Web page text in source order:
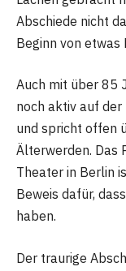
Abschiede nicht
Beginn von etwas
Auch mit über 85
noch aktiv auf der
und spricht offen
Älterwerden. Das
Theater in Berlin
Beweis dafür,
haben.
Der traurige